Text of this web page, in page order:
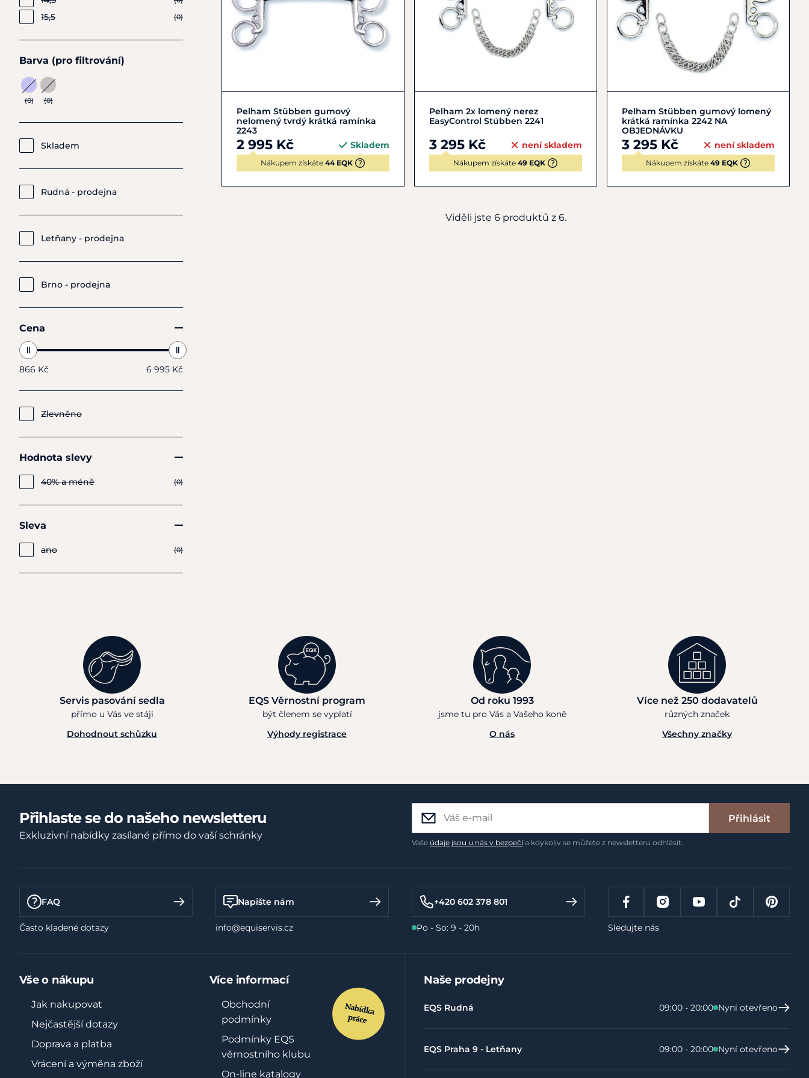
15,5 (0)
Barva (pro filtrování)
(0) (0)
Skladem
Rudná - prodejna
Letňany - prodejna
Brno - prodejna
Cena
866 Kč 6 995 Kč
Zlevněno
Hodnota slevy
40% a méně (0)
Sleva
ano (0)
12,5 13,5
Pelham Stübben gumový
nelomený tvrdý krátká ramínka
2243
2 995 Kč Skladem
Nákupem získáte44 EQK
Zobrazit detail
Pelham 2x lomený nerez
EasyControl Stübben 2241
3 295 Kč není skladem
Nákupem získáte49 EQK
12,5 13,5
Pelham Stübben gumový lomený
krátká ramínka 2242 NA
OBJEDNÁVKU
3 295 Kč není skladem
Nákupem získáte49 EQK
Viděli jste 6 produktů z 6.
Servis pasování sedla
přímo u Vás ve stáji
Dohodnout schůzku
EQS Věrnostní program
být členem se vyplatí
Výhody registrace
Od roku 1993
jsme tu pro Vás a Vašeho koně
O nás
Více než 250 dodavatelů
různých značek
Všechny značky
Přihlaste se do našeho newsletteru
Exkluzivní nabídky zasílané přímo do vaší schránky
Přihlásit
Vaše údaje jsou u nás v bezpečía kdykoliv se můžete z newsletteru odhlásit.
FAQ
Často kladené dotazy
Napište nám
info@equiservis.cz
+420 602 378 801
Po - So: 9 - 20h Sledujte nás
Vše o nákupu
Jak nakupovat
Nejčastější dotazy
Doprava a platba
Vrácení a výměna zboží
Více informací
Obchodní
podmínky
Podmínky EQS
věrnostního klubu
On-line katalogy
Naše prodejny
EQS Rudná 09:00 - 20:00 Nyní otevřeno
EQS Praha 9 - Letňany 09:00 - 20:00 Nyní otevřeno